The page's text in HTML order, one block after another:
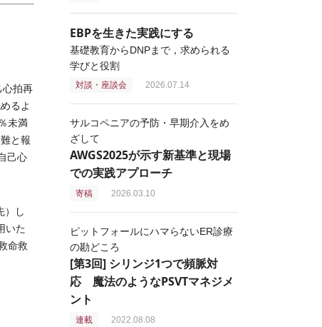
心拍再
るよ
未満
と報
己心
）し
いた
命救
EBPを生きた実践にする
基礎教育からDNPまで，求められる
学びと役割
対談・座談会 2026.07.14
サルコペニアの予防・早期介入をめ
ざして
AWGS2025が示す新基準と現場
での実践アプローチ
寄稿 2026.03.10
ピットフォールにハマらないER診療
の勘どころ
[第3回] シリンジ1つで頻脈対
応 魔法のようなPSVTマネジメ
ント
連載 2022.08.08